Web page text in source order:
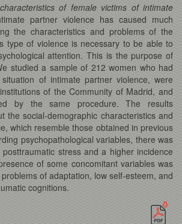
of female victims of intimate
partner violence has caused much
the characteristics and problems of the
type of violence is necessary to be able to
attention. This is the purpose of
studied a sample of 212 women who had
of intimate partner violence, were
of the Community of Madrid, and
by the same procedure. The results
the social-demographic characteristics and
which resemble those obtained in previous
psychopathological variables, there was
stress and a higher incidence
of some concomitant variables was
of adaptation, low self-esteem, and
cognitions.